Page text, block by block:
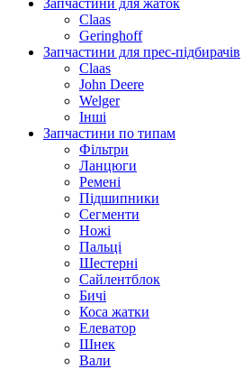
Запчастини для жаток
Claas
Geringhoff
Запчастини для прес-підбирачів
Claas
John Deere
Welger
Інші
Запчастини по типам
Фільтри
Ланцюги
Ремені
Підшипники
Сегменти
Ножі
Пальці
Шестерні
Сайлентблок
Бичі
Коса жатки
Елеватор
Шнек
Вали